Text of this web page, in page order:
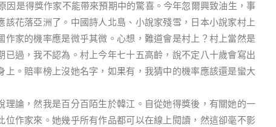
是得獎作家不能帶來預期中的驚喜。今年忽爾興致油生，事
花落亞洲了。中國詩人北島、小說家殘雪，日本小說家村上
家的機率應是微乎其微。心想，難道會是村上？村上當然是
過，我不認為。村上今年七十五高齡，說不定八十歲會寫出
。賠率榜上沒她名字，如果有，我猜中的機率應該還是蠻大
論，然我是百分百陌生於韓江。自從她得獎後，有關她的一
作家來。她幾乎所有作品都可以在線上閱讀，然這卻毫不影